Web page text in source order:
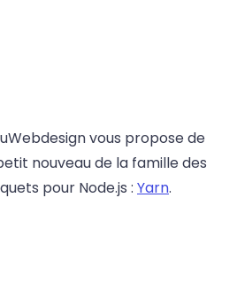
vous propose de
nouveau de la famille des
pour Node.js : Yarn.